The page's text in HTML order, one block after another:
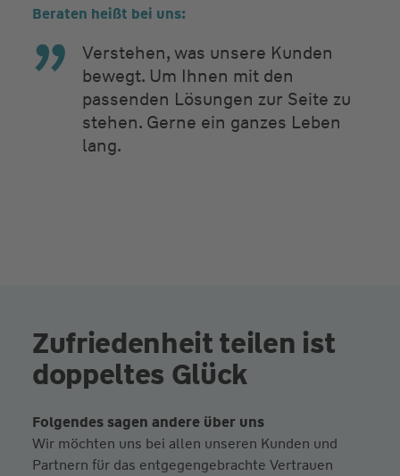
Beraten heißt bei uns:
Verstehen, was unsere Kunden
bewegt. Um Ihnen mit den
passenden Lösungen zur Seite zu
stehen. Gerne ein ganzes Leben
lang.
Zufriedenheit teilen ist
doppeltes Glück
Folgendes sagen andere über uns
Wir möchten uns bei allen unseren Kunden und
Partnern für das entgegengebrachte Vertrauen